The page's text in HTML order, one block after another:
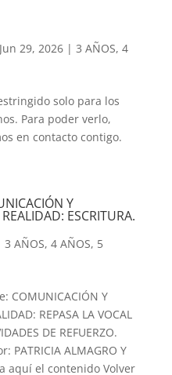
Jun 29, 2026| 3 AÑOS, 4
solo para los
Para poder verlo,
en contacto contigo.
Y
ESCRITURA.
3 AÑOS, 4 AÑOS, 5
COMUNICACIÓN Y
REPASA LA VOCAL
DE REFUERZO.
PATRICIA ALMAGRO Y
aquí el contenido Volver